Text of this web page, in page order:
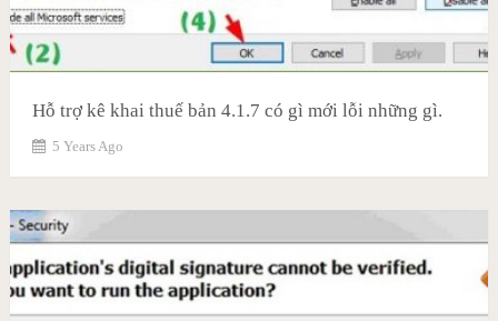
Hỗ trợ kê khai thuế bản 4.1.7 có gì mới lỗi những gì.
5 Years Ago